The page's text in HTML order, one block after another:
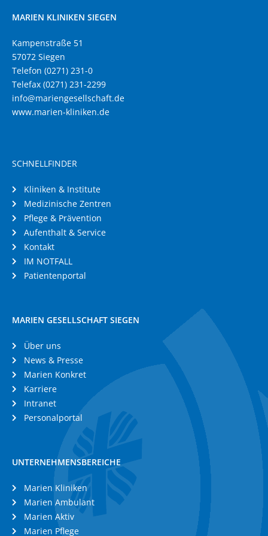
MARIEN KLINIKEN SIEGEN
Kampenstraße 51
57072 Siegen
Telefon (0271) 231-0
Telefax (0271) 231-2299
info@mariengesellschaft.de
www.marien-kliniken.de
SCHNELLFINDER
Kliniken & Institute
Medizinische Zentren
Pflege & Prävention
Aufenthalt & Service
Kontakt
IM NOTFALL
Patientenportal
MARIEN GESELLSCHAFT SIEGEN
Über uns
News & Presse
Marien Konkret
Karriere
Intranet
Personalportal
UNTERNEHMENSBEREICHE
Marien Kliniken
Marien Ambulant
Marien Aktiv
Marien Pflege